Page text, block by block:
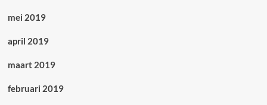
mei 2019
april 2019
maart 2019
februari 2019